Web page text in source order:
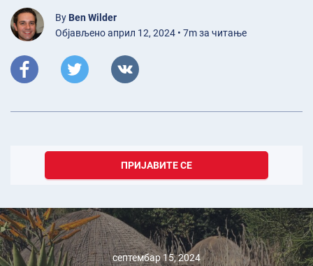
By Ben Wilder
Објављено април 12, 2024 • 7m за читање
ПРИЈАВИТЕ СЕ
септембар 15, 2024